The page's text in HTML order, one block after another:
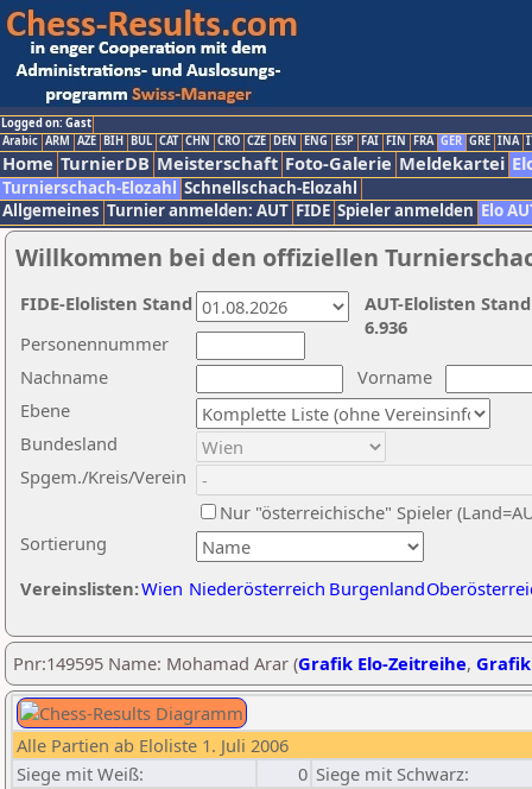
Logged on: Gast
Arabic ARM AZE BIH BUL CAT CHN CRO CZE DEN ENG ESP FAI FIN FRA GER GRE INA
Home TurnierDB Meisterschaft Foto-Galerie Meldekartei
Turnierschach-Elozahl Schnellschach-Elozahl
Allgemeines Turnier anmelden: AUT FIDE Spieler anmelden Elo
Willkommen bei den offiziellen
Nachname
Vorname
Ebene
Sortierung
Personennummer
Bundesland
Spgem./Kreis/Verein
Nur "österreichische" Spieler
Vereinslisten:Wien Niederösterreich Burgenland
AUT-Elolisten
6.936
FIDE-Elolisten Stand
Pnr:149595 Name: Mohamad Arar (Grafik Elo-Zeitreihe,
Alle Partien ab Eloliste 1. Juli 2006
Siege mit Weiß:
0 Siege mit Schwarz: